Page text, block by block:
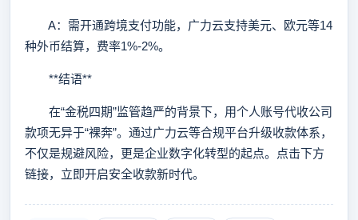
A：需开通跨境支付功能，广力云支持美元、欧元等14
种外币结算，费率1%-2%。
**结语**
在“金税四期”监管趋严的背景下，用个人账号代收公司
款项无异于“裸奔”。通过广力云等合规平台升级收款体系，
不仅是规避风险，更是企业数字化转型的起点。点击下方
链接，立即开启安全收款新时代。